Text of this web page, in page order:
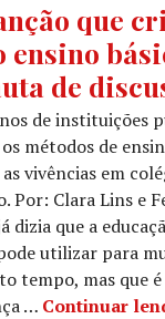
que
ensino
de
de instituições
métodos de
vivências em
Por: Clara Lins e
dizia que a
utilizar para
tempo, mas que
… Continuar